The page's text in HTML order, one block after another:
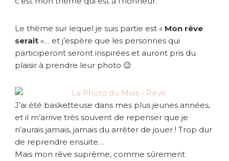
s
*
r
ê
v
e
Le thème sur lequel je suis partie est « Mon rêve
serait »… et j’espère que les personnes qui
participeront seront inspirées et auront pris du
plaisir à prendre leur photo 😉
J’ai été basketteuse dans mes plus jeunes années,
et il m’arrive très souvent de repenser que je
n’aurais jamais, jamais du arrêter de jouer ! Trop dur
de reprendre ensuite…
Mais mon rêve suprême, comme sûrement